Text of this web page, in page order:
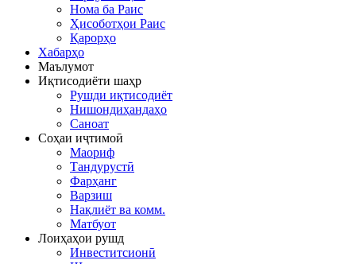
Нома ба Раис
Ҳисоботҳои Раис
Қарорҳо
Хабарҳо
Маълумот
Иқтисодиёти шаҳр
Рушди иқтисодиёт
Нишондиҳандаҳо
Саноат
Соҳаи иҷтимоӣ
Маориф
Тандурустӣ
Фарҳанг
Варзиш
Нақлиёт ва комм.
Матбуот
Лоиҳаҳои рушд
Инвеститсионӣ